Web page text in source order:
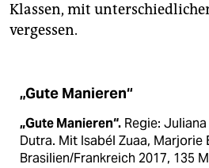
Klassen, mit
vergessen.
„Gute Manieren“
„Gute Manieren“. Regie:
Dutra. Mit Isabél Zuaa, Marjorie
Brasilien/Frankreich 2017, 135